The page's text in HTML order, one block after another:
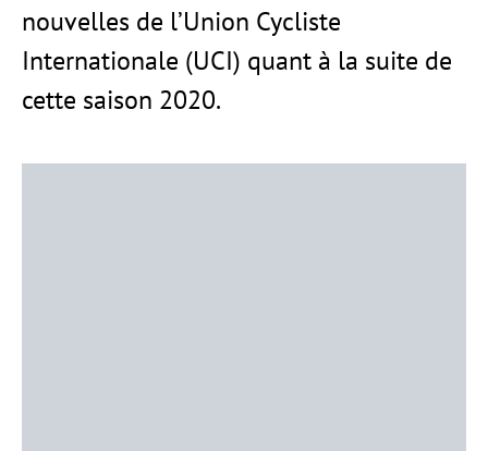
nouvelles de l’Union Cycliste
Internationale (UCI) quant à la suite de
cette saison 2020.